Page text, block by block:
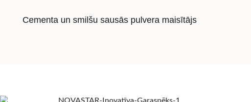
Cementa un smilšu sausās pulvera maisītājs